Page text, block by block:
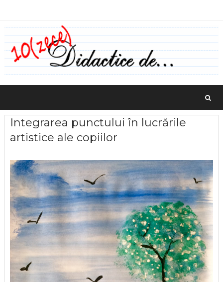
Integrarea punctului în lucrările
artistice ale copiilor